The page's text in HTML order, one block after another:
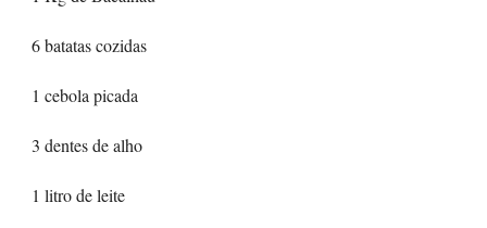
6 batatas cozidas
1 cebola picada
3 dentes de alho
1 litro de leite